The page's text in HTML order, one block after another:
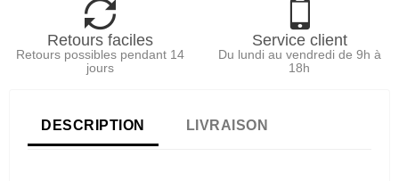
Retours faciles
Retours possibles pendant 14
jours
Service client
Du lundi au vendredi de 9h à
18h
DESCRIPTION LIVRAISON